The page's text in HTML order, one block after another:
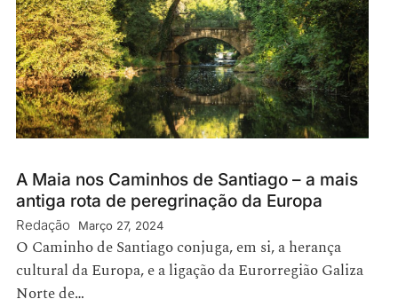
A Maia nos Caminhos de Santiago – a mais
antiga rota de peregrinação da Europa
Redação Março 27, 2024
O Caminho de Santiago conjuga, em si, a herança
cultural da Europa, e a ligação da Eurorregião Galiza
Norte de…